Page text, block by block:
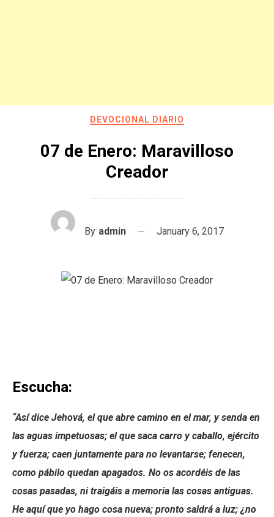
DEVOCIONAL DIARIO
07 de Enero: Maravilloso
Creador
By admin January 6, 2017
Escucha:
“Así dice Jehová, el que abre camino en el mar, y senda en
las aguas impetuosas; el que saca carro y caballo, ejército
y fuerza; caen juntamente para no levantarse; fenecen,
como pábilo quedan apagados. No os acordéis de las
cosas pasadas, ni traigáis a memoria las cosas antiguas.
He aquí que yo hago cosa nueva; pronto saldrá a luz; ¿no